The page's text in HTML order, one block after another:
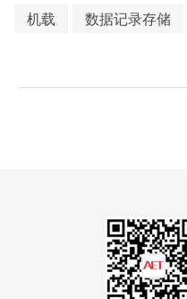
机载 数据记录存储